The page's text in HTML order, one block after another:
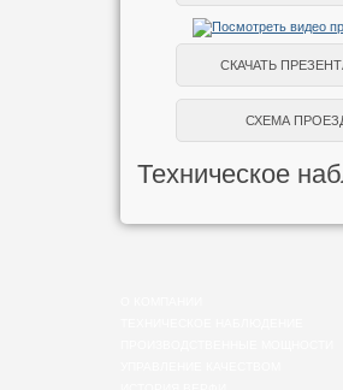
СКАЧАТЬ
СХЕМА
Техническое